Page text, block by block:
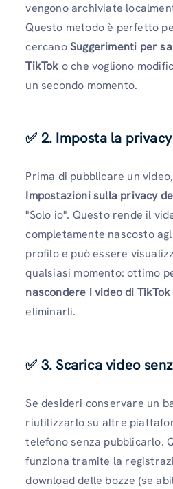
vengono archiviate
Questo metodo è perfetto
cercanoSuggerimenti per
TikTok o che vogliono
un secondo momento.
✅ 2. Imposta la
Prima di pubblicare un
Impostazioni sulla privacy
"Solo io". Questo rende il
completamente nascosto
profilo e può essere
qualsiasi momento: ottimo
nascondere i video di
eliminarli.
✅ 3. Scarica video
Se desideri conservare un
riutilizzarlo su altre
telefono senza pubblicarlo.
funziona tramite la
download delle bozze (se